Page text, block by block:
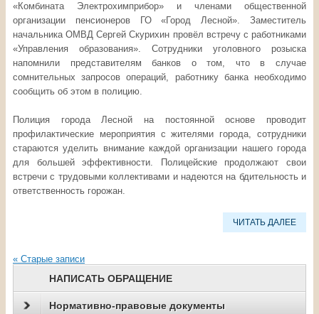
«Комбината Электрохимприбор» и членами общественной
организации пенсионеров ГО «Город Лесной». Заместитель
начальника ОМВД Сергей Скурихин провёл встречу с работниками
«Управления образования». Сотрудники уголовного розыска
напомнили представителям банков о том, что в случае
сомнительных запросов операций, работнику банка необходимо
сообщить об этом в полицию.
Полиция города Лесной на постоянной основе проводит
профилактические мероприятия с жителями города, сотрудники
стараются уделить внимание каждой организации нашего города
для большей эффективности. Полицейские продолжают свои
встречи с трудовыми коллективами и надеются на бдительность и
ответственность горожан.
ЧИТАТЬ ДАЛЕЕ
« Старые записи
НАПИСАТЬ ОБРАЩЕНИЕ
Нормативно-правовые документы